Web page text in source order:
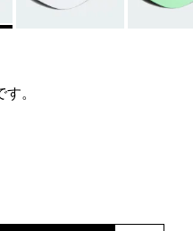
。